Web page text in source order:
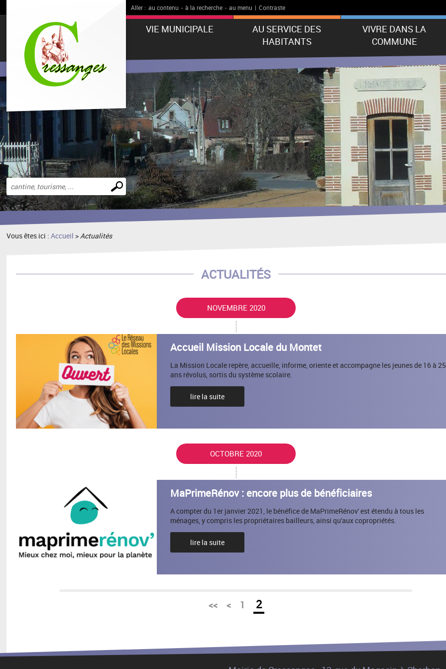
Aller : au contenu - à la recherche - au menu | Contraste
VIE MUNICIPALE
AU SERVICE DES
HABITANTS
VIVRE DANS LA
COMMUNE
Effectuer
une
recherche
Vous êtes ici :Accueil >Actualités
ACTUALITÉS
NOVEMBRE 2020
Accueil Mission Locale du Montet
La Mission Locale repère, accueille, informe, oriente et accompagne les jeunes de 16 à 25
ans révolus, sortis du système scolaire.
lire la suite
OCTOBRE 2020
MaPrimeRénov : encore plus de bénéficiaires
A compter du 1er janvier 2021, le bénéfice de MaPrimeRénov' est étendu à tous les
ménages, y compris les propriétaires bailleurs, ainsi qu'aux copropriétés.
lire la suite
<< < 1 2